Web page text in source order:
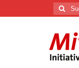
Suchen
nach: